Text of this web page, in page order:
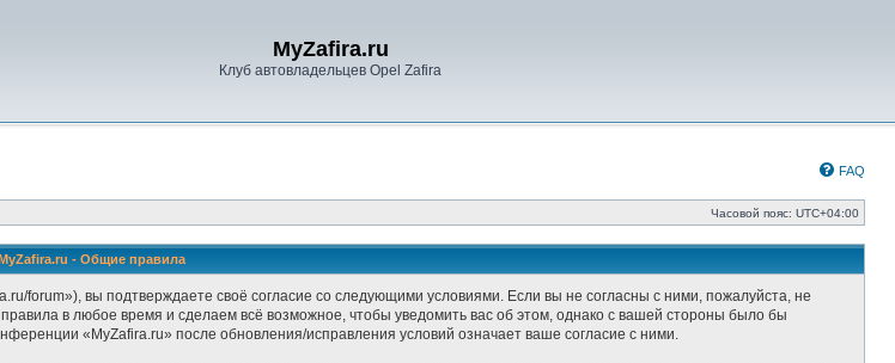
MyZafira.ru
Клуб автовладельцев Opel Zafira
FAQ
Часовой пояс: UTC+04:00
- Общие правила
forum»), вы подтверждаете своё согласие со следующими условиями. Если вы не согласны с ними, пожалуйста, не
в любое время и сделаем всё возможное, чтобы уведомить вас об этом, однако с вашей стороны было бы
«MyZafira.ru» после обновления/исправления условий означает ваше согласие с ними.